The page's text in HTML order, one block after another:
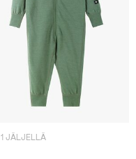
1 JÄLJELLÄ